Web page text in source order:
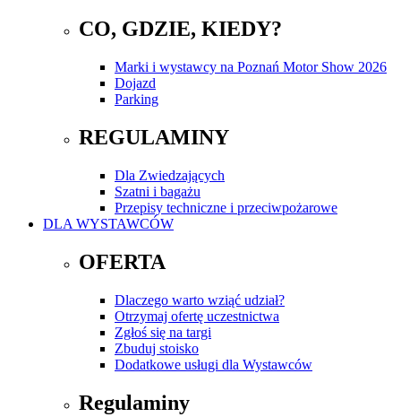
CO, GDZIE, KIEDY?
Marki i wystawcy na Poznań Motor Show 2026
Dojazd
Parking
REGULAMINY
Dla Zwiedzających
Szatni i bagażu
Przepisy techniczne i przeciwpożarowe
DLA WYSTAWCÓW
OFERTA
Dlaczego warto wziąć udział?
Otrzymaj ofertę uczestnictwa
Zgłoś się na targi
Zbuduj stoisko
Dodatkowe usługi dla Wystawców
Regulaminy